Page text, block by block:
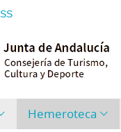
Hemeroteca